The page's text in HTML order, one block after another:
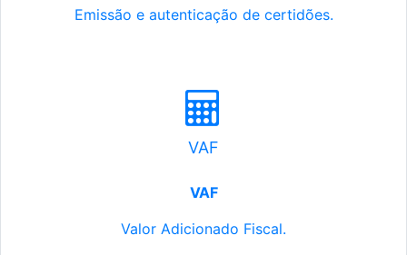
Emissão e autenticação de certidões.
VAF
VAF
Valor Adicionado Fiscal.